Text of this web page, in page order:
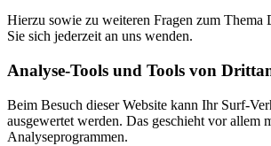
Hierzu sowie zu weiteren Fragen zum Thema
Sie sich jederzeit an uns wenden.
Analyse-Tools und Tools von
Beim Besuch dieser Website kann Ihr Surf-
ausgewertet werden. Das geschieht vor allem
Analyseprogrammen.